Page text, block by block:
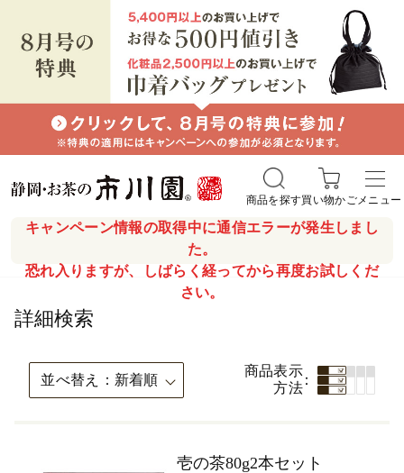
キャンペーン情報の取得中に通信エラーが発生しまし
た。
恐れ入りますが、しばらく経ってから再度お試しくだ
さい。
商品を探す買い物かごメニュー
詳細検索
並べ替え 新着順
商品表示
方法
壱の茶80g2本セット